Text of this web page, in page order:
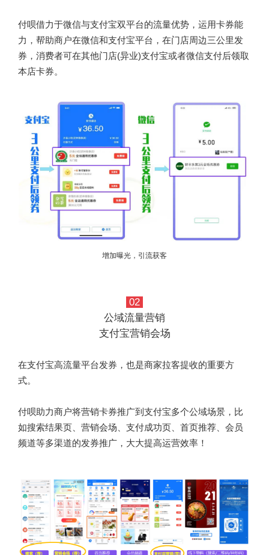
付呗借力于微信与支付宝双平台的流量优势，运用卡券能
力，帮助商户在微信和支付宝平台，在门店周边三公里发
券，消费者可在其他门店(异业)支付宝或者微信支付后领取
本店卡券。
增加曝光，引流获客
02
公域流量营销
支付宝营销会场
在支付宝高流量平台发券，也是商家拉客提收的重要方
式。
付呗助力商户将营销卡券推广到支付宝多个公域场景， 比
如搜索结果页、营销会场、支付成功页、首页推荐、会员
频道等多渠道的发券推广，大大提高运营效率！